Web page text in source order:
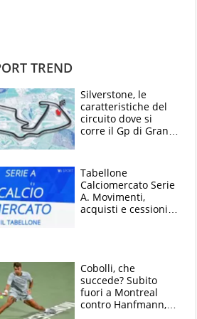
TREND
Silverstone, le
caratteristiche del
circuito dove si
corre il Gp di Gran
Tabellone
Calciomercato Serie
A. Movimenti,
acquisti e cessioni:
Cobolli, che
succede? Subito
fuori a Montreal
contro Hanfmann,